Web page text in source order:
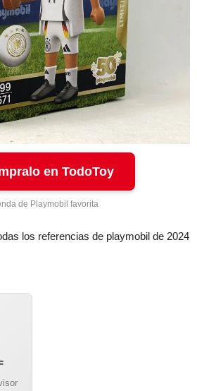
en TodoToy
de Playmobil favorita
los referencias de playmobil de 2024